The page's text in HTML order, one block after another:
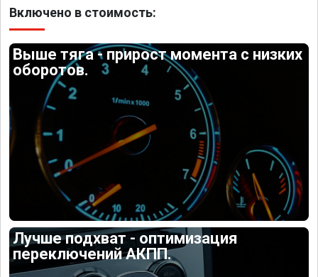
Включено в стоимость:
Выше тяга - прирост момента с низких
оборотов.
Лучше подхват - оптимизация
переключений АКПП.